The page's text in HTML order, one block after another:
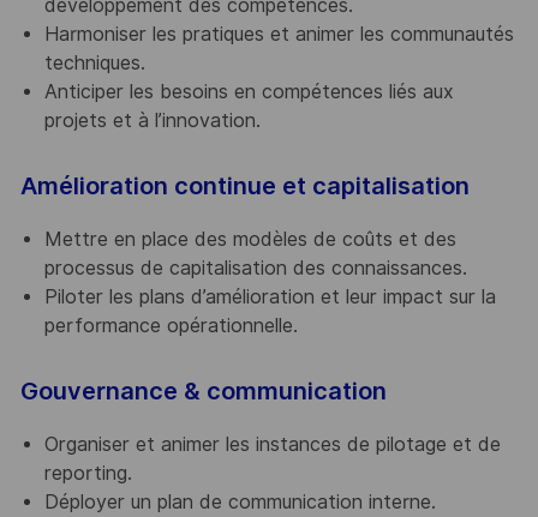
développement des compétences.
Harmoniser les pratiques et animer les communautés
techniques.
Anticiper les besoins en compétences liés aux
projets et à l’innovation.
Amélioration continue et capitalisation
Mettre en place des modèles de coûts et des
processus de capitalisation des connaissances.
Piloter les plans d’amélioration et leur impact sur la
performance opérationnelle.
Gouvernance & communication
Organiser et animer les instances de pilotage et de
reporting.
Déployer un plan de communication interne.